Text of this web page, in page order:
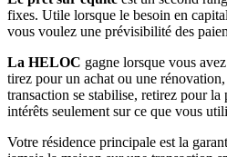
fixes. Utile lorsque le besoin en
vous voulez une prévisibilité des
La HELOC gagne lorsque vous
tirez pour un achat ou une
transaction se stabilise, retirez pour
intérêts seulement sur ce que vous
Votre résidence principale est la